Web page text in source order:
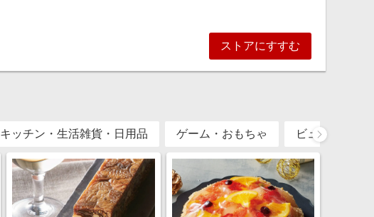
ストアにすすむ
キッチン・生活雑貨・日用品 ゲーム・おもちゃ ビューティー